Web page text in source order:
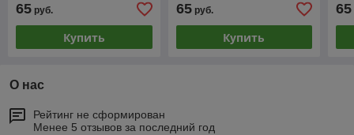
65 руб.
Купить
65руб.
Купить
65
О нас
Рейтинг не сформирован
Менее 5 отзывов за последний год